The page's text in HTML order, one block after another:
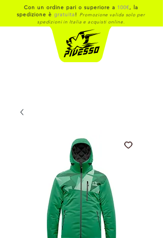
Con un ordine pari o superiore a 100€, la
spedizione ègratuita! Promozione valida solo per
spedizioni in Italia e acquisti online.